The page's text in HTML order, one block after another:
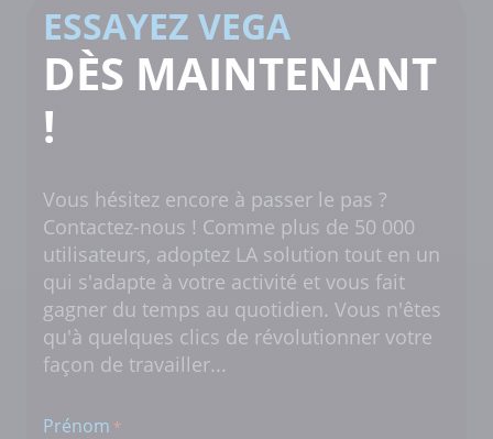
ESSAYEZ VEGA
DÈS MAINTENANT
!
Vous hésitez encore à passer le pas ?
Contactez-nous ! Comme plus de 50 000
utilisateurs, adoptez LA solution tout en un
qui s'adapte à votre activité et vous fait
gagner du temps au quotidien. Vous n'êtes
qu'à quelques clics de révolutionner votre
façon de travailler...
Prénom *